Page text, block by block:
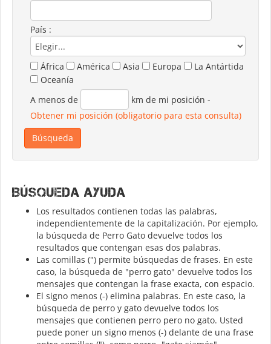
País :
África América Asia Europa
La Antártida
Oceanía
A menos de
km de mi posición -
Obtener mi posición (obligatorio para esta consulta)
Búsqueda ayuda
Los resultados contienen todas las palabras,
independientemente de la capitalización. Por ejemplo,
la búsqueda de Perro Gato devuelve todos los
resultados que contengan esas dos palabras.
Las comillas (") permite búsquedas de frases. En este
caso, la búsqueda de "perro gato" devuelve todos los
mensajes que contengan la frase exacta, con espacio.
El signo menos (-) elimina palabras. En este caso, la
búsqueda de perro y gato devuelve todos los
mensajes que contienen perro pero no gato. Usted
puede poner un signo menos (-) delante de una frase